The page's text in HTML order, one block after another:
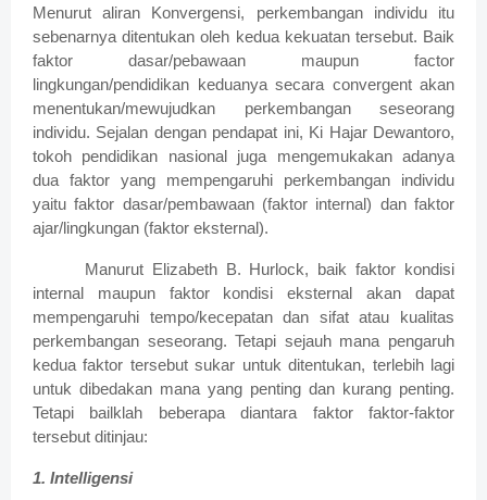
Menurut aliran Konvergensi, perkembangan individu itu
sebenarnya ditentukan oleh kedua kekuatan tersebut. Baik
faktor dasar/pebawaan maupun factor
lingkungan/pendidikan keduanya secara convergent akan
menentukan/mewujudkan perkembangan seseorang
individu. Sejalan dengan pendapat ini, Ki Hajar Dewantoro,
tokoh pendidikan nasional juga mengemukakan adanya
dua faktor yang mempengaruhi perkembangan individu
yaitu faktor dasar/pembawaan (faktor internal) dan faktor
ajar/lingkungan (faktor eksternal).
Manurut Elizabeth B. Hurlock, baik faktor kondisi
internal maupun faktor kondisi eksternal akan dapat
mempengaruhi tempo/kecepatan dan sifat atau kualitas
perkembangan seseorang. Tetapi sejauh mana pengaruh
kedua faktor tersebut sukar untuk ditentukan, terlebih lagi
untuk dibedakan mana yang penting dan kurang penting.
Tetapi bailklah beberapa diantara faktor faktor-faktor
tersebut ditinjau:
1. Intelligensi